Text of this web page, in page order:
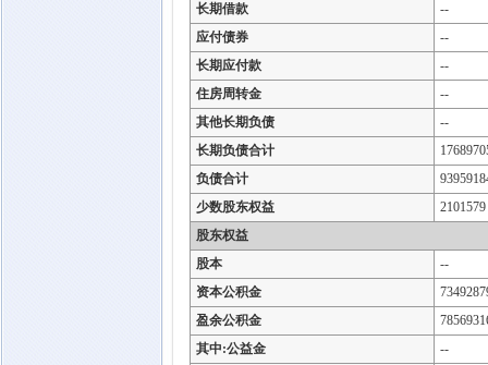
长期借款
--
应付债券
--
长期应付款
--
住房周转金
--
其他长期负债
--
长期负债合计
负债合计
少数股东权益
2101579
股东权益
股本
--
资本公积金
盈余公积金
其中:公益金
--